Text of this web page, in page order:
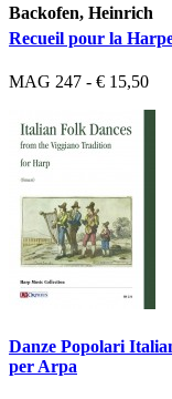
Backofen, Heinrich
Recueil pour la
MAG 247 - € 15,50
Danze Popolari
per Arpa